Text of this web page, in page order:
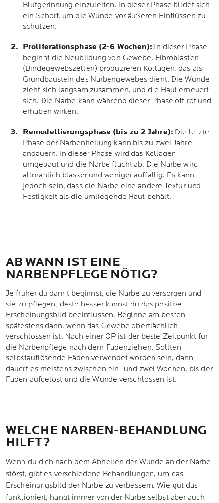
Blutgerinnung einzuleiten. In dieser Phase bildet sich
ein Schorf, um die Wunde vor äußeren Einflüssen zu
schützen.
Proliferationsphase (2-6 Wochen): In dieser Phase
beginnt die Neubildung von Gewebe. Fibroblasten
(Bindegewebszellen) produzieren Kollagen, das als
Grundbaustein des Narbengewebes dient. Die Wunde
zieht sich langsam zusammen, und die Haut erneuert
sich. Die Narbe kann während dieser Phase oft rot und
erhaben wirken.
Remodellierungsphase (bis zu 2 Jahre): Die letzte
Phase der Narbenheilung kann bis zu zwei Jahre
andauern. In dieser Phase wird das Kollagen
umgebaut und die Narbe flacht ab. Die Narbe wird
allmählich blasser und weniger auffällig. Es kann
jedoch sein, dass die Narbe eine andere Textur und
Festigkeit als die umliegende Haut behält.
AB WANN IST EINE
NARBENPFLEGE NÖTIG?
Je früher du damit beginnst, die Narbe zu versorgen und
sie zu pflegen, desto besser kannst du das positive
Erscheinungsbild beeinflussen. Beginne am besten
spätestens dann, wenn das Gewebe oberflächlich
verschlossen ist. Nach einer OP ist der beste Zeitpunkt für
die Narbenpflege nach dem Fädenziehen. Sollten
selbstauflösende Fäden verwendet worden sein, dann
dauert es meistens zwischen ein- und zwei Wochen, bis der
Faden aufgelöst und die Wunde verschlossen ist.
WELCHE NARBEN-BEHANDLUNG
HILFT?
Wenn du dich nach dem Abheilen der Wunde an der Narbe
störst, gibt es verschiedene Behandlungen, um das
Erscheinungsbild der Narbe zu verbessern. Wie gut das
funktioniert, hängt immer von der Narbe selbst aber auch